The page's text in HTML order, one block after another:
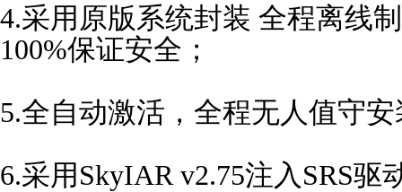
4.采用原版系统封装 全程离线
100%保证安全；
5.全自动激活，全程无人值守
6.采用SkyIAR v2.75注入SRS